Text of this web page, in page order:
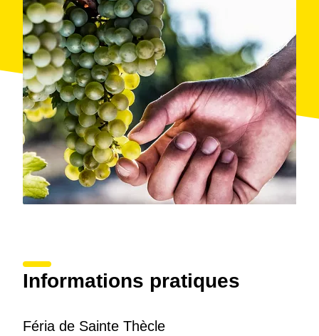
concerts sont proposés.
Tout au long du week-end une féria de
objets de fabrication artisanaleest également
présente.
Informations pratiques
Féria de Sainte Thècle